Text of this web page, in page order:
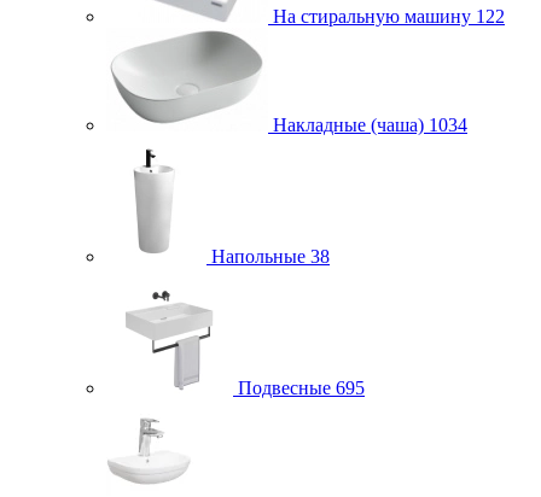
На стиральную машину 122
Накладные (чаша) 1034
Напольные 38
Подвесные 695